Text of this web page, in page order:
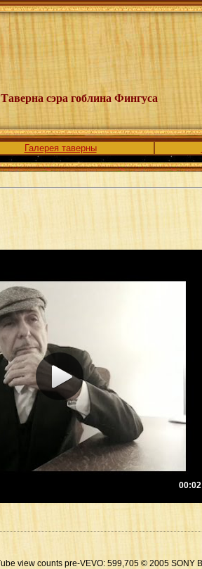
Таверна сэра гоблина Фингуса
Галерея таверны
view counts pre-VEVO: 599,705 © 2005 SONY